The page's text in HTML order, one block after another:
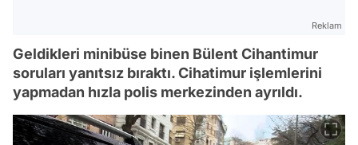
Reklam
Geldikleri minibüse binen Bülent Cihantimur
soruları yanıtsız bıraktı. Cihatimur işlemlerini
yapmadan hızla polis merkezinden ayrıldı.